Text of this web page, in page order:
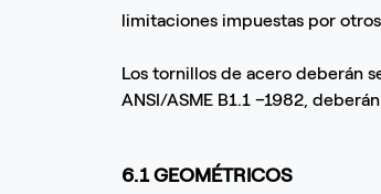
limitaciones impuestas por
Los tornillos de acero deberán
ANSI/ASME B1.1 –1982,
6.1 GEOMÉTRICOS